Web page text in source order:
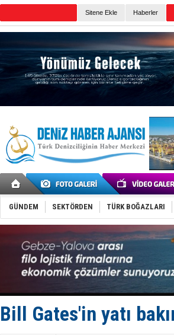
Sitene Ekle Haberler
GÜNDEM SEKTÖRDEN TÜRK BOĞAZLARI
Bill Gates'in yatı